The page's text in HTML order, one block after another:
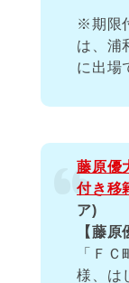
※期限
は、浦
に出場
藤原優
付き移
ア)
【藤
「Ｆ
様、は